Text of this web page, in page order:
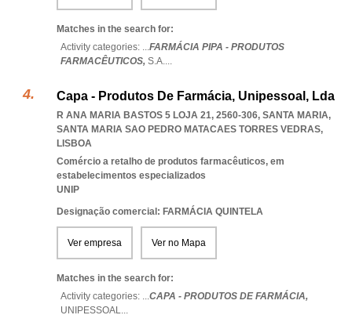
Matches in the search for:
Activity categories: ...FARMÁCIA PIPA - PRODUTOS
FARMACÊUTICOS, S.A....
Capa - Produtos De Farmácia, Unipessoal, Lda
R ANA MARIA BASTOS 5 LOJA 21, 2560-306, SANTA MARIA,
SANTA MARIA SAO PEDRO MATACAES TORRES VEDRAS,
LISBOA
Comércio a retalho de produtos farmacêuticos, em
estabelecimentos especializados
UNIP
Designação comercial: FARMÁCIA QUINTELA
Ver empresa Ver no Mapa
Matches in the search for:
Activity categories: ...CAPA - PRODUTOS DE FARMÁCIA,
UNIPESSOAL...